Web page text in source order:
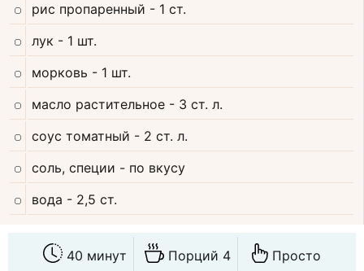
рис пропаренный - 1 ст.
лук - 1 шт.
морковь - 1 шт.
масло растительное - 3 ст. л.
соус томатный - 2 ст. л.
соль, специи - по вкусу
вода - 2,5 ст.
40 минут Порций 4 Просто